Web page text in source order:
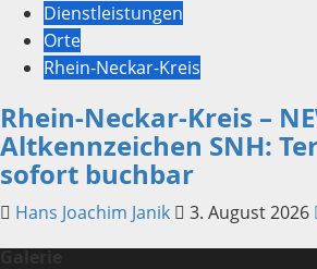
Dienstleistungen
Orte
Rhein-Neckar-Kreis
Rhein-Neckar-Kreis –
Altkennzeichen SNH:
sofort buchbar
Hans Joachim Janik 3. August 2026